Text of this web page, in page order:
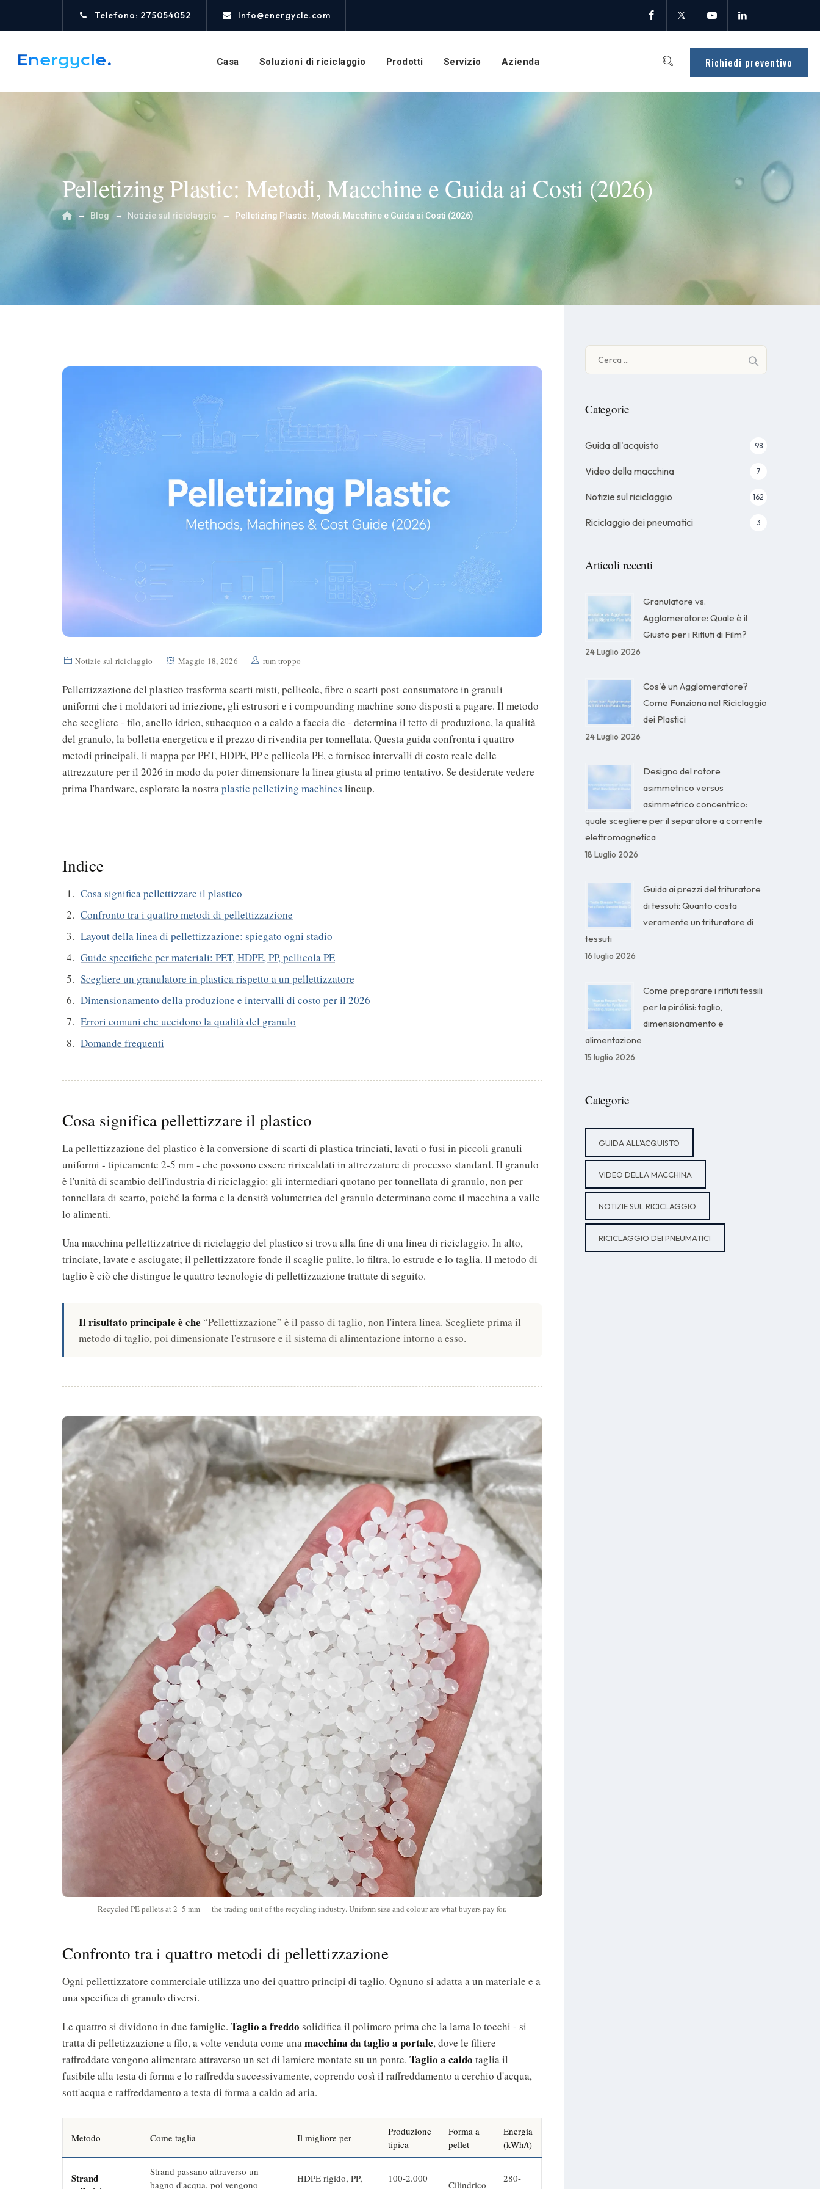
Telefono: 275054052 Info@energycle.com
Richiedi preventivo
Casa Soluzioni di riciclaggio Prodotti Servizio Azienda
Pelletizing Plastic: Metodi, Macchine e Guida ai Costi (2026)
→ Blog → Notizie sul riciclaggio → Pelletizing Plastic: Metodi, Macchine e Guida ai Costi (2026)
Notizie sul riciclaggio Maggio 18, 2026 rum troppo
Pellettizzazione del plastico trasforma scarti misti, pellicole, fibre o scarti post-consumatore in granuli
uniformi che i moldatori ad iniezione, gli estrusori e i compounding machine sono disposti a pagare. Il metodo
che scegliete - filo, anello idrico, subacqueo o a caldo a faccia die - determina il tetto di produzione, la qualità
del granulo, la bolletta energetica e il prezzo di rivendita per tonnellata. Questa guida confronta i quattro
metodi principali, li mappa per PET, HDPE, PP e pellicola PE, e fornisce intervalli di costo reale delle
attrezzature per il 2026 in modo da poter dimensionare la linea giusta al primo tentativo. Se desiderate vedere
prima l'hardware, esplorate la nostraplastic pelletizing machines lineup.
Indice
Cosa significa pellettizzare il plastico
Confronto tra i quattro metodi di pellettizzazione
Layout della linea di pellettizzazione: spiegato ogni stadio
Guide specifiche per materiali: PET, HDPE, PP, pellicola PE
Scegliere un granulatore in plastica rispetto a un pellettizzatore
Dimensionamento della produzione e intervalli di costo per il 2026
Errori comuni che uccidono la qualità del granulo
Domande frequenti
Cosa significa pellettizzare il plastico
La pellettizzazione del plastico è la conversione di scarti di plastica trinciati, lavati o fusi in piccoli granuli
uniformi - tipicamente 2-5 mm - che possono essere ririscaldati in attrezzature di processo standard. Il granulo
è l'unità di scambio dell'industria di riciclaggio: gli intermediari quotano per tonnellata di granulo, non per
tonnellata di scarto, poiché la forma e la densità volumetrica del granulo determinano come il macchina a valle
lo alimenti.
Una macchina pellettizzatrice di riciclaggio del plastico si trova alla fine di una linea di riciclaggio. In alto,
trinciate, lavate e asciugate; il pellettizzatore fonde il scaglie pulite, lo filtra, lo estrude e lo taglia. Il metodo di
taglio è ciò che distingue le quattro tecnologie di pellettizzazione trattate di seguito.
Il risultato principale è che “Pellettizzazione” è il passo di taglio, non l'intera linea. Scegliete prima il
metodo di taglio, poi dimensionate l'estrusore e il sistema di alimentazione intorno a esso.
Recycled PE pellets at 2–5 mm — the trading unit of the recycling industry. Uniform size and colour are what buyers pay for.
Confronto tra i quattro metodi di pellettizzazione
Ogni pellettizzatore commerciale utilizza uno dei quattro principi di taglio. Ognuno si adatta a un materiale e a
una specifica di granulo diversi.
Le quattro si dividono in due famiglie. Taglio a freddo solidifica il polimero prima che la lama lo tocchi - si
tratta di pelletizzazione a filo, a volte venduta come unamacchina da taglio a portale, dove le filiere
raffreddate vengono alimentate attraverso un set di lamiere montate su un ponte. Taglio a caldo taglia il
fusibile alla testa di forma e lo raffredda successivamente, coprendo così il raffreddamento a cerchio d'acqua,
sott'acqua e raffreddamento a testa di forma a caldo ad aria.
Metodo Come taglia Il migliore per
Produzione
tipica
Forma a
pellet
Energia
(kWh/t)
Strand
Strand passano attraverso un
bagno d'acqua, poi vengono
HDPE rigido, PP,
100-2.000
Cilindrico
280-
per:
Categorie
Guida all'acquisto 98
Video della macchina 7
Notizie sul riciclaggio 162
Riciclaggio dei pneumatici 3
Articoli recenti
Granulatore vs.
Agglomeratore: Quale è il
Giusto per i Rifiuti di Film?
24 Luglio 2026
Cos'è un Agglomeratore?
Come Funziona nel Riciclaggio
dei Plastici
24 Luglio 2026
Designo del rotore
asimmetrico versus
asimmetrico concentrico:
quale scegliere per il separatore a corrente
elettromagnetica
18 Luglio 2026
Guida ai prezzi del trituratore
di tessuti: Quanto costa
veramente un trituratore di
tessuti
16 luglio 2026
Come preparare i rifiuti tessili
per la pirólisi: taglio,
dimensionamento e
alimentazione
15 luglio 2026
Categorie
GUIDA ALL'ACQUISTO
VIDEO DELLA MACCHINA
NOTIZIE SUL RICICLAGGIO
RICICLAGGIO DEI PNEUMATICI